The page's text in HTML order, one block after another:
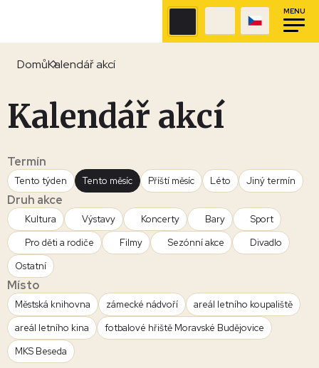
MENU
DomůKalendář akcí
Kalendář akcí
Termín
Tento týden Tento měsíc Příští měsíc Léto Jiný termín
Druh akce
Kultura Výstavy Koncerty Bary
Sport
Pro děti a rodiče
Filmy Sezónní akce
Divadlo
Ostatní
Místo
Městská knihovna zámecké nádvoří
areál letního koupaliště
areál letního kina
fotbalové hřiště Moravské Budějovice
MKS Beseda